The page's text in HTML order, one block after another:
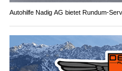
Autohilfe Nadig AG bietet